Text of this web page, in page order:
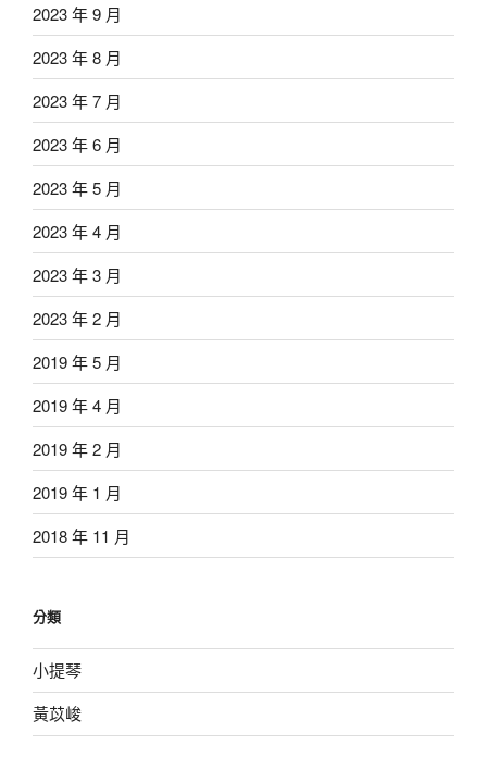
2023 年 9 月
2023 年 8 月
2023 年 7 月
2023 年 6 月
2023 年 5 月
2023 年 4 月
2023 年 3 月
2023 年 2 月
2019 年 5 月
2019 年 4 月
2019 年 2 月
2019 年 1 月
2018 年 11 月
分類
小提琴
黃苡峻